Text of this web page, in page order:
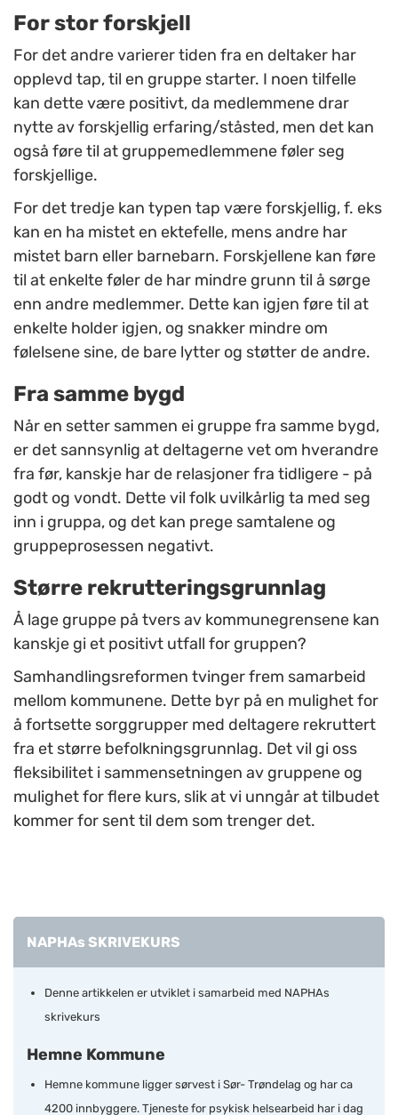
For stor forskjell
For det andre varierer tiden fra en deltaker har
opplevd tap, til en gruppe starter. I noen tilfelle
kan dette være positivt, da medlemmene drar
nytte av forskjellig erfaring/ståsted, men det kan
også føre til at gruppemedlemmene føler seg
forskjellige.
For det tredje kan typen tap være forskjellig, f. eks
kan en ha mistet en ektefelle, mens andre har
mistet barn eller barnebarn. Forskjellene kan føre
til at enkelte føler de har mindre grunn til å sørge
enn andre medlemmer. Dette kan igjen føre til at
enkelte holder igjen, og snakker mindre om
følelsene sine, de bare lytter og støtter de andre.
Fra samme bygd
Når en setter sammen ei gruppe fra samme bygd,
er det sannsynlig at deltagerne vet om hverandre
fra før, kanskje har de relasjoner fra tidligere - på
godt og vondt. Dette vil folk uvilkårlig ta med seg
inn i gruppa, og det kan prege samtalene og
gruppeprosessen negativt.
Større rekrutteringsgrunnlag
Å lage gruppe på tvers av kommunegrensene kan
kanskje gi et positivt utfall for gruppen?
Samhandlingsreformen tvinger frem samarbeid
mellom kommunene. Dette byr på en mulighet for
å fortsette sorggrupper med deltagere rekruttert
fra et større befolkningsgrunnlag. Det vil gi oss
fleksibilitet i sammensetningen av gruppene og
mulighet for flere kurs, slik at vi unngår at tilbudet
kommer for sent til dem som trenger det.
NAPHAs SKRIVEKURS
Denne artikkelen er utviklet i samarbeid med NAPHAs
skrivekurs
Hemne Kommune
Hemne kommune ligger sørvest i Sør- Trøndelag og har ca
4200 innbyggere. Tjeneste for psykisk helsearbeid har i dag